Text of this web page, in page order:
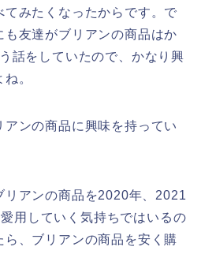
みたくなったからです。で
も友達がブリアンの商品はか
話をしていたので、かなり興
。
ンの商品に興味を持ってい
リアンの商品を2020年、2021
用していく気持ちではいるの
、ブリアンの商品を安く購